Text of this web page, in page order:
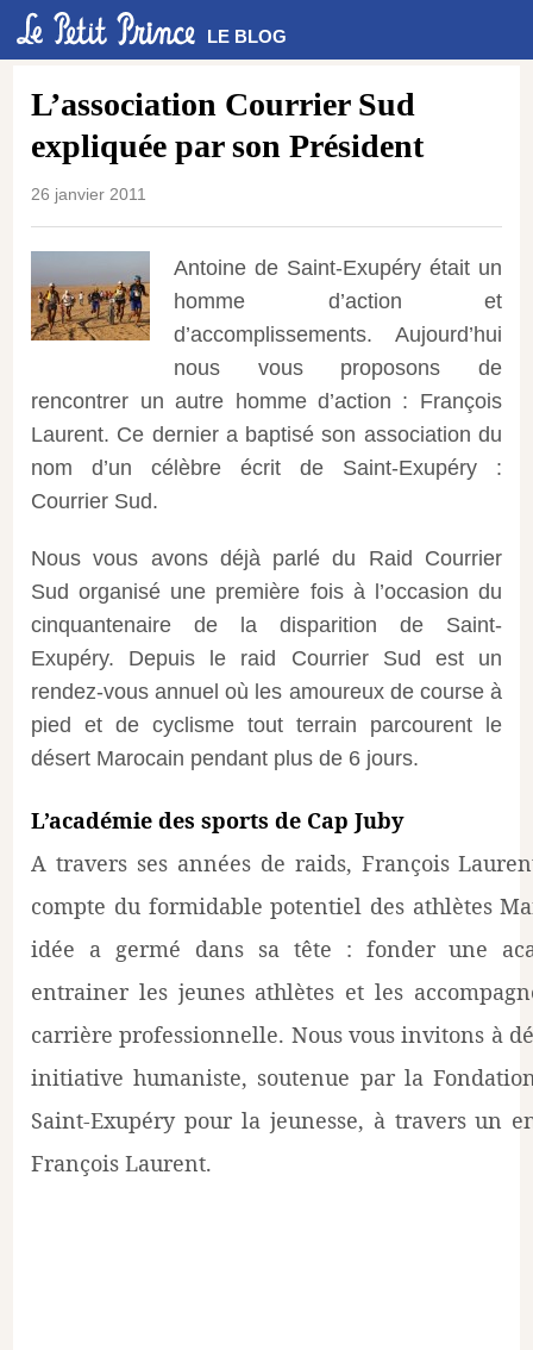
LE BLOG
L’association Courrier Sud
expliquée par son Président
26 janvier 2011
Antoine de Saint-Exupéry était un
homme d’action et
d’accomplissements. Aujourd’hui
nous vous proposons de
rencontrer un autre homme d’action : François
Laurent. Ce dernier a baptisé son association du
nom d’un célèbre écrit de Saint-Exupéry :
Courrier Sud.
Nous vous avons déjà parlé du Raid Courrier
Sud organisé une première fois à l’occasion du
cinquantenaire de la disparition de Saint-
Exupéry. Depuis le raid Courrier Sud est un
rendez-vous annuel où les amoureux de course à
pied et de cyclisme tout terrain parcourent le
désert Marocain pendant plus de 6 jours.
L’académie des sports de Cap Juby
A travers ses années de raids, François
compte du formidable potentiel des athlètes
idée a germé dans sa tête : fonder une
entrainer les jeunes athlètes et les
carrière professionnelle. Nous vous invitons à
initiative humaniste, soutenue par la
Saint-Exupéry pour la jeunesse, à travers un
François Laurent.